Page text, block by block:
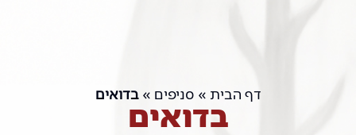
דף הבית » סניפים »בדואים
בדואים